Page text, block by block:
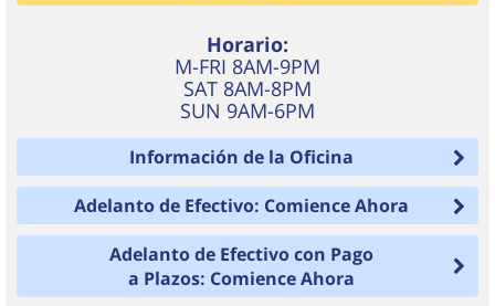
Horario:
M-FRI 8AM-9PM
SAT 8AM-8PM
SUN 9AM-6PM
Información de la Oficina
Adelanto de Efectivo: Comience Ahora
Adelanto de Efectivo con Pago
a Plazos: Comience Ahora